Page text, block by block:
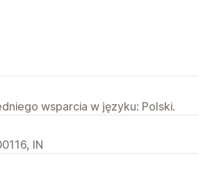
wsparcia w języku: Polski.
IN